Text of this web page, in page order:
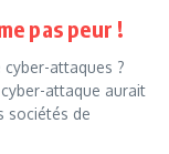
pas peur !
attaques ?
attaque aurait
sociétés de